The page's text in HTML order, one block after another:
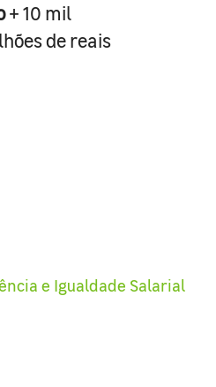
+ 10 mil
de reais
e Igualdade Salarial